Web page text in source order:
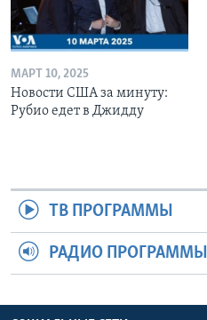
МАРТ 10, 2025
Новости США за минуту:
Рубио едет в Джидду
ТВ ПРОГРАММЫ
РАДИО ПРОГРАММЫ